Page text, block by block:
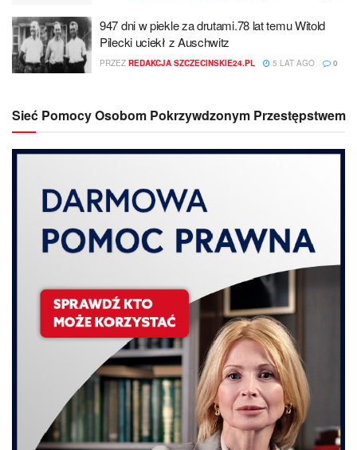
947 dni w piekle za drutami.78 lat temu Witold
Pilecki uciekł z Auschwitz
PRZEZ REDAKCJA SZCZECINSKIE24.PL 5 LAT AGO 0
Sieć Pomocy Osobom Pokrzywdzonym Przestępstwem